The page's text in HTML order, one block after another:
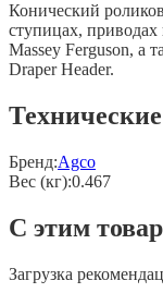
Конический
ступицах,
Massey Ferguson, а
Draper Header.
Бренд:Agco
Вес (кг):0.467
С этим
Загрузка